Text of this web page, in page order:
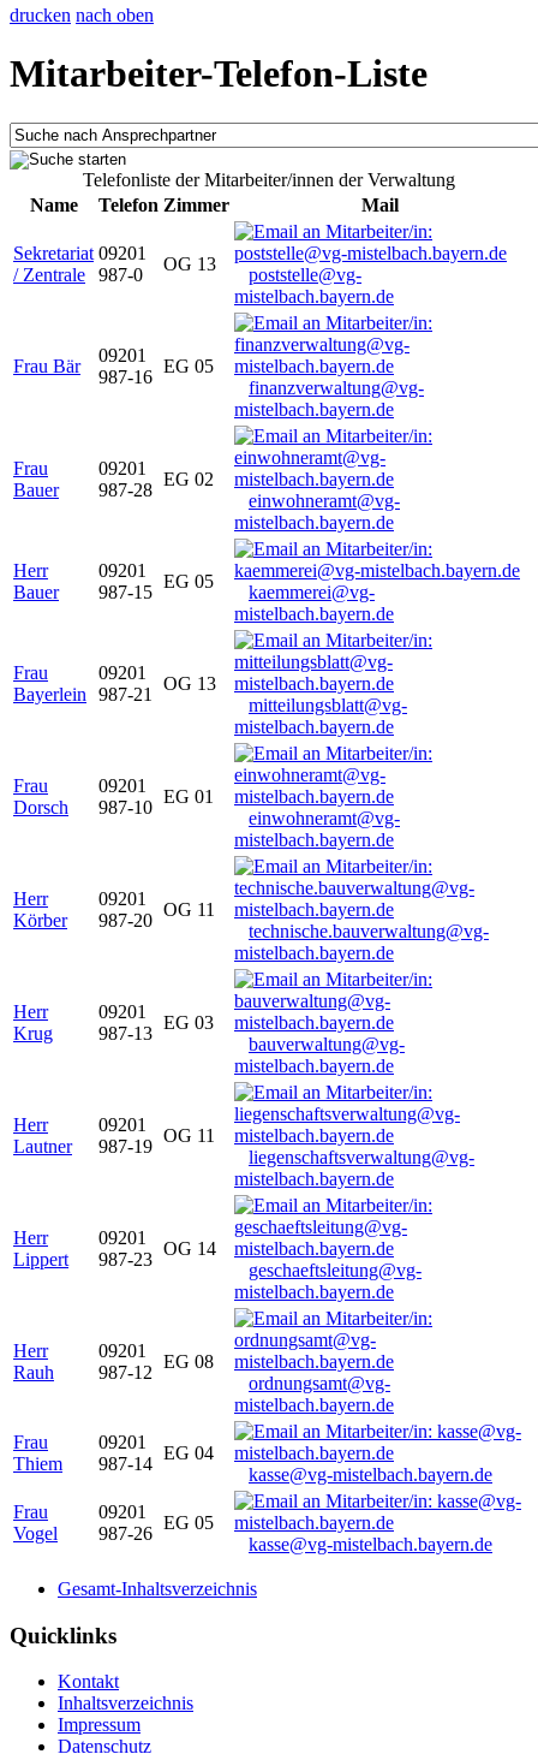
drucken nach oben
Mitarbeiter-Telefon-Liste
Telefonliste der Mitarbeiter/innen der Verwaltung
Name
Telefon Zimmer Mail
Sekretariat
/ Zentrale
09201
987-0
OG 13
poststelle@vg-
mistelbach.bayern.de
Frau Bär
09201
987-16
EG 05
finanzverwaltung@vg-
mistelbach.bayern.de
Frau
Bauer
09201
987-28
EG 02
einwohneramt@vg-
mistelbach.bayern.de
Herr
Bauer
09201
987-15
EG 05
kaemmerei@vg-
mistelbach.bayern.de
Frau
Bayerlein
09201
987-21
OG 13
mitteilungsblatt@vg-
mistelbach.bayern.de
Frau
Dorsch
09201
987-10
EG 01
einwohneramt@vg-
mistelbach.bayern.de
Herr
Körber
09201
987-20
OG 11
technische.bauverwaltung@vg-
mistelbach.bayern.de
Herr
Krug
09201
987-13
EG 03
bauverwaltung@vg-
mistelbach.bayern.de
Herr
Lautner
09201
987-19
OG 11
liegenschaftsverwaltung@vg-
mistelbach.bayern.de
Herr
Lippert
09201
987-23
OG 14
geschaeftsleitung@vg-
mistelbach.bayern.de
Herr
Rauh
09201
987-12
EG 08
ordnungsamt@vg-
mistelbach.bayern.de
Frau
Thiem
09201
987-14
EG 04
kasse@vg-mistelbach.bayern.de
Frau
Vogel
09201
987-26
EG 05
kasse@vg-mistelbach.bayern.de
Gesamt-Inhaltsverzeichnis
Quicklinks
Kontakt
Inhaltsverzeichnis
Impressum
Datenschutz